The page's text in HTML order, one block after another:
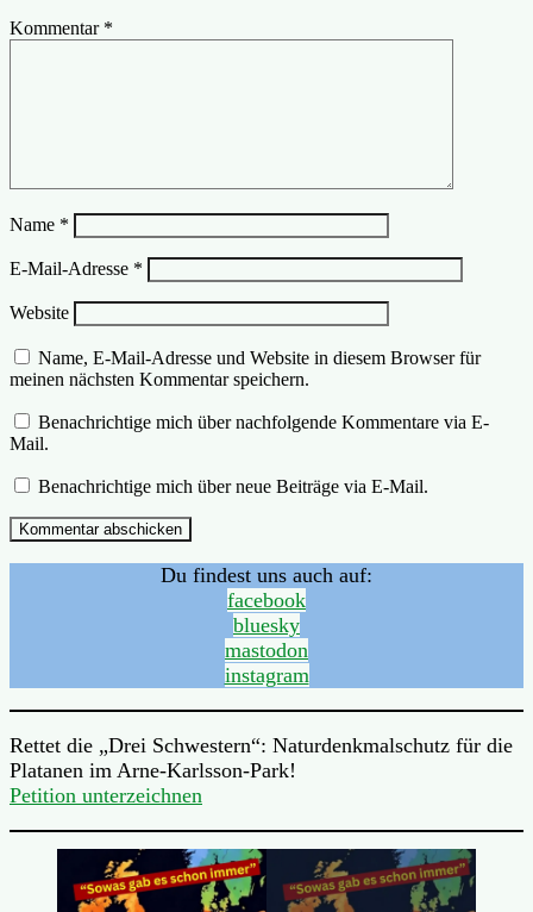
Kommentar *
Name *
E-Mail-Adresse *
Website
Name, E-Mail-Adresse und Website in diesem Browser für
meinen nächsten Kommentar speichern.
Benachrichtige mich über nachfolgende Kommentare via E-
Mail.
Benachrichtige mich über neue Beiträge via E-Mail.
Du findest uns auch auf:
facebook
bluesky
mastodon
instagram
Rettet die „Drei Schwestern“: Naturdenkmalschutz für die
Platanen im Arne-Karlsson-Park!
Petition unterzeichnen